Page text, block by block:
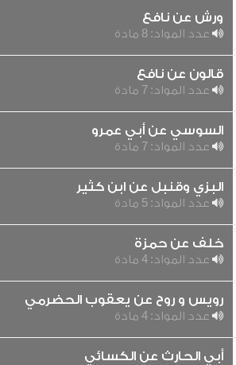
ورش عن نافع
عدد المواد: 8 مادة
قالون عن نافع
عدد المواد: 7 مادة
السوسي عن أبي عمرو
عدد المواد: 7 مادة
البزي وقنبل عن ابن كثير
عدد المواد: 5 مادة
خلف عن حمزة
عدد المواد: 4 مادة
رويس و روح عن يعقوب الحضرمي
عدد المواد: 4 مادة
أبي الحارث عن الكسائي